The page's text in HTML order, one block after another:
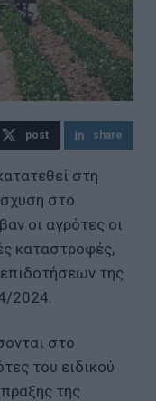
post share
στη
στο
οι αγρότες οι
καταστροφές,
της
2024.
στο
του ειδικού
της